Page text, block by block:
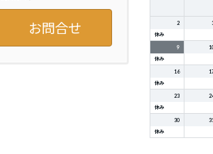
お問合せ
2
休み
9
休み
16
休み
23
休み
30
休み
31